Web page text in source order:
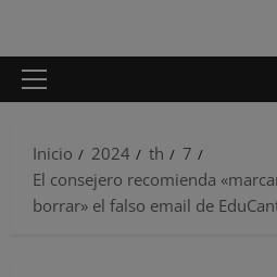
Menú
Inicio
2024 th
7
El consejero recomienda
borrar» el falso email de